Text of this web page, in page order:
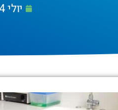
יולי 24, 2019